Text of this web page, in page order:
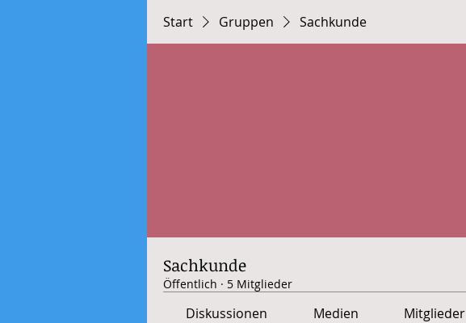
Start Gruppen Sachkunde
Sachkunde
Öffentlich · 5 Mitglieder
Diskussionen Medien Mitglieder